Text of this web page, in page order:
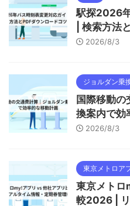
駅探2026
| 検索方法
2026/8/3
ジョルダン乗
国際移動
換案内で効
2026/8/3
東京メトロア
東京メトロ
較2026 |